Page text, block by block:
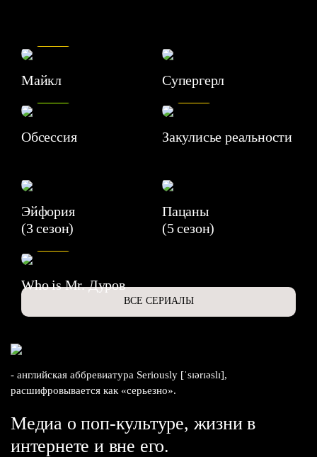
Майкл Супергерл
Обсессия
7.1
Закулисье реальности
Эйфория
(3 сезон)
Пацаны
(5 сезон)
Who is Mr. Дуров
ВСЕ СЕРИАЛЫ
- английская аббревиатура Seriously [ˈsɪərɪəslɪ],
расшифровывается как «серьезно».
Медиа о поп-культуре, жизни в
интернете и вне его.